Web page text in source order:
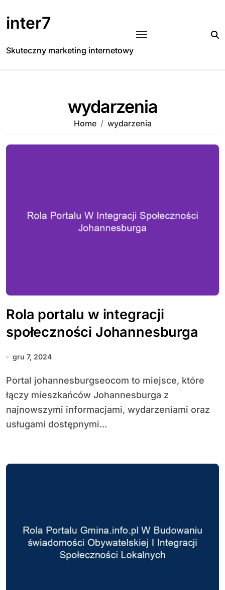
to
content
inter7
Skuteczny marketing internetowy
wydarzenia
Home wydarzenia
Rola portalu w integracji
społeczności Johannesburga
gru 7, 2024
Portal johannesburgseocom to miejsce, które
łączy mieszkańców Johannesburga z
najnowszymi informacjami, wydarzeniami oraz
usługami dostępnymi...